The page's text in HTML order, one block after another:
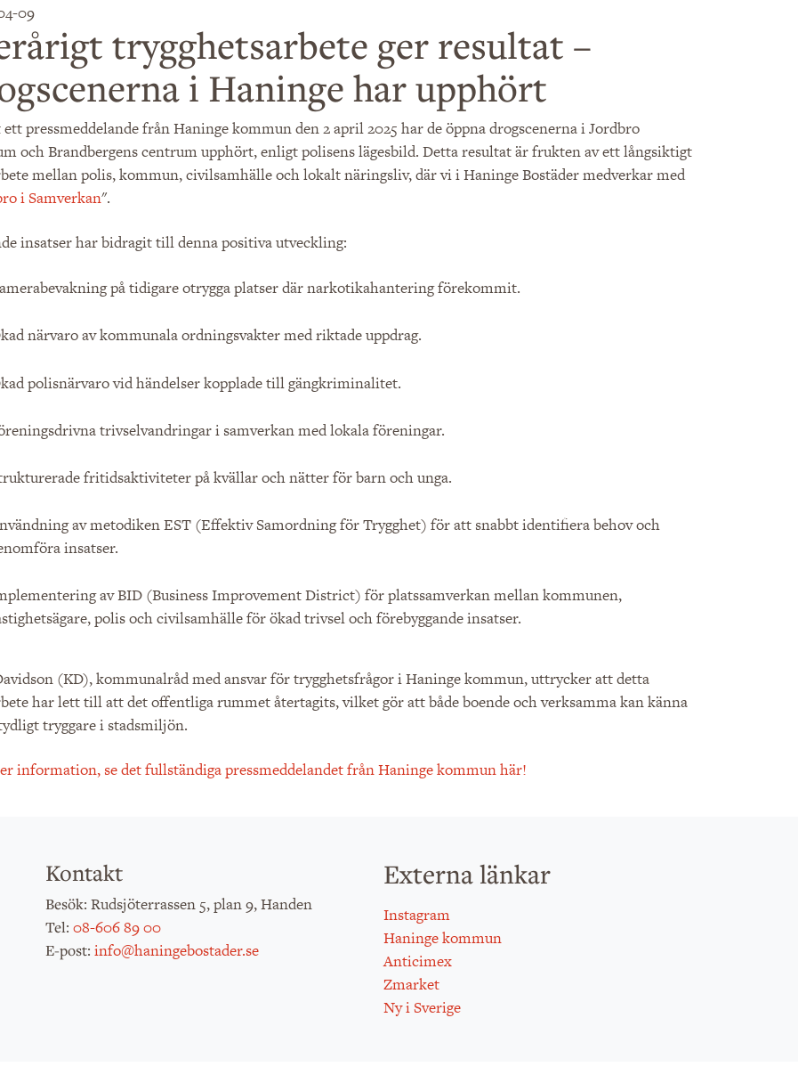
09
trygghetsarbete ger resultat –
i Haninge har upphört
pressmeddelande från Haninge kommun den 2 april 2025 har de öppna drogscenerna i Jordbro
och Brandbergens centrum upphört, enligt polisens lägesbild. Detta resultat är frukten av ett långsiktigt
mellan polis, kommun, civilsamhälle och lokalt näringsliv, där vi i Haninge Bostäder medverkar med
i Samverkan".​
insatser har bidragit till denna positiva utveckling:
på tidigare otrygga platser där narkotikahantering förekommit.​
närvaro av kommunala ordningsvakter med riktade uppdrag.​
polisnärvaro vid händelser kopplade till gängkriminalitet.
trivselvandringar i samverkan med lokala föreningar.​
fritidsaktiviteter på kvällar och nätter för barn och unga.​
av metodiken EST (Effektiv Samordning för Trygghet) för att snabbt identifiera behov och
insatser.
av BID (Business Improvement District) för platssamverkan mellan kommunen,
polis och civilsamhälle för ökad trivsel och förebyggande insatser.​
(KD), kommunalråd med ansvar för trygghetsfrågor i Haninge kommun, uttrycker att detta
har lett till att det offentliga rummet återtagits, vilket gör att både boende och verksamma kan känna
tryggare i stadsmiljön.​
information, se det fullständiga pressmeddelandet från Haninge kommun här!
Kontakt
Besök: Rudsjöterrassen 5, plan 9, Handen
Tel: 08-606 89 00
E-post: info@haningebostader.se
Externa länkar
Instagram
Haninge kommun
Anticimex
Zmarket
Ny i Sverige